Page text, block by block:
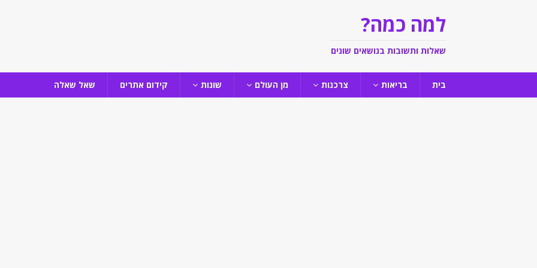
למה כמה?
שאלות ותשובות בנושאים שונים
בית בריאות צרכנות מן העולם שונות קידום אתרים שאל שאלה